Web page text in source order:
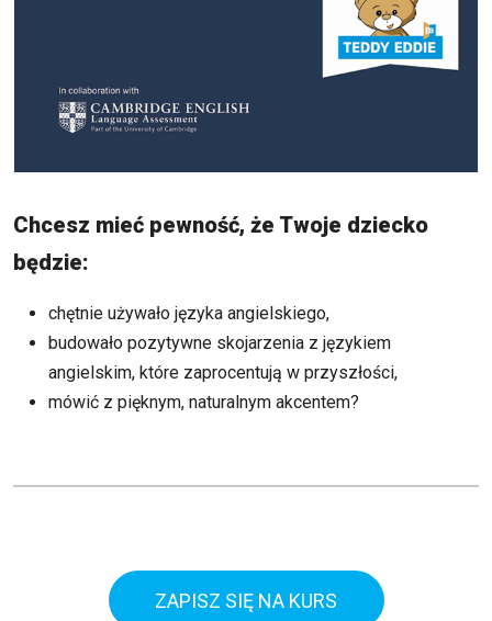
Chcesz mieć pewność, że Twoje dziecko
będzie:
chętnie używało języka angielskiego,
budowało pozytywne skojarzenia z językiem
angielskim, które zaprocentują w przyszłości,
mówić z pięknym, naturalnym akcentem?
ZAPISZ SIĘ NA KURS